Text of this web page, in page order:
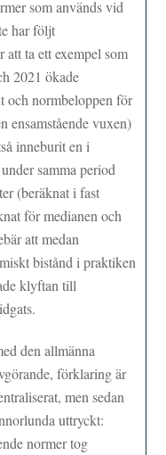
som används vid
har följt
ta ett exempel som
2021 ökade
och normbeloppen för
ensamstående vuxen)
inneburit en i
samma period
(beräknat i fast
för medianen och
att medan
bistånd i praktiken
klyftan till
den allmänna
förklaring är
men sedan
uttryckt:
normer tog